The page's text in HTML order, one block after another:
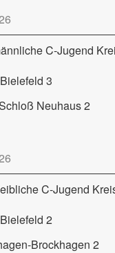
C-Jugend
3
Neuhaus 2
C-Jugend
2
Brockhagen 2